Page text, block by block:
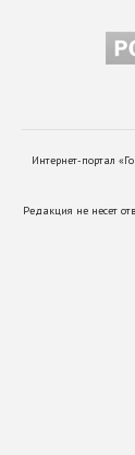
Интернет-портал
Редакция не несет